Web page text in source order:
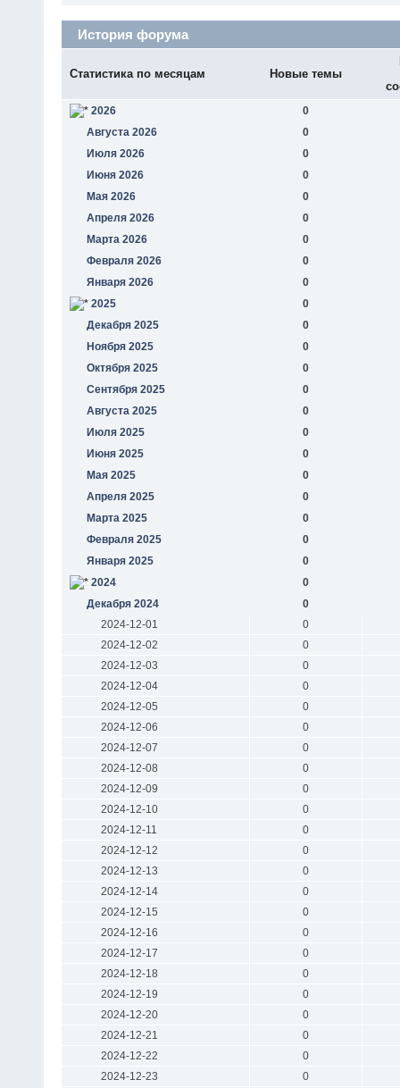
История форума
Статистика по месяцам Новые темы
2026
0
Августа 2026
0
Июля 2026
0
Июня 2026
0
Мая 2026
0
Апреля 2026
0
Марта 2026
0
Февраля 2026
0
Января 2026
0
2025
0
Декабря 2025
0
Ноября 2025
0
Октября 2025
0
Сентября 2025
0
Августа 2025
0
Июля 2025
0
Июня 2025
0
Мая 2025
0
Апреля 2025
0
Марта 2025
0
Февраля 2025
0
Января 2025
0
2024
0
Декабря 2024
0
2024-12-01
0
2024-12-02
0
2024-12-03
0
2024-12-04
0
2024-12-05
0
2024-12-06
0
2024-12-07
0
2024-12-08
0
2024-12-09
0
2024-12-10
0
2024-12-11
0
2024-12-12
0
2024-12-13
0
2024-12-14
0
2024-12-15
0
2024-12-16
0
2024-12-17
0
2024-12-18
0
2024-12-19
0
2024-12-20
0
2024-12-21
0
2024-12-22
0
2024-12-23
0